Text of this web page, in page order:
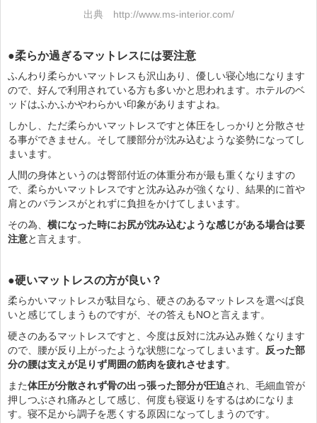
出典 http://www.ms-interior.com/
●柔らか過ぎるマットレスには要注意
ふんわり柔らかいマットレスも沢山あり、優しい寝心地になります
ので、好んで利用されている方も多いかと思われます。ホテルのベ
ッドはふかふかやわらかい印象がありますよね。
しかし、ただ柔らかいマットレスですと体圧をしっかりと分散させ
る事ができません。そして腰部分が沈み込むような姿勢になってし
まいます。
人間の身体というのは臀部付近の体重分布が最も重くなりますの
で、柔らかいマットレスですと沈み込みが強くなり、結果的に首や
肩とのバランスがとれずに負担をかけてしまいます。
その為、 横になった時にお尻が沈み込むような感じがある場合は要
注意と言えます。
●硬いマットレスの方が良い？
柔らかいマットレスが駄目なら、硬さのあるマットレスを選べば良
いと感じてしまうものですが、その答えもNOと言えます。
硬さのあるマットレスですと、今度は反対に沈み込み難くなります
ので、腰が反り上がったような状態になってしまいます。
反った部
分の腰は支えが足りず周囲の筋肉を疲れさせます。
また体圧が分散されず骨の出っ張った部分が圧迫され、毛細血管が
押しつぶされ痛みとして感じ、何度も寝返りをするはめになりま
す。寝不足から調子を悪くする原因になってしまうのです。